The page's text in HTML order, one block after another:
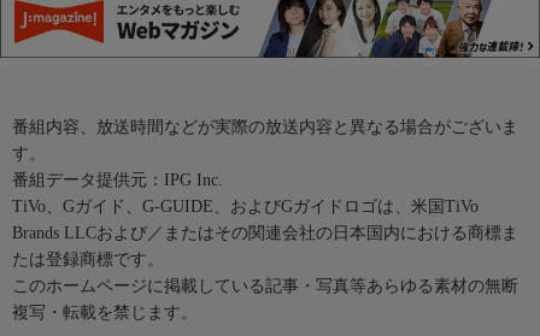
番組内容、放送時間などが実際の放送内容と異なる場合がございま
す。
番組データ提供元：IPG Inc.
TiVo、Gガイド、G-GUIDE、およびGガイドロゴは、米国TiVo
Brands LLCおよび／またはその関連会社の日本国内における商標ま
たは登録商標です。
このホームページに掲載している記事・写真等あらゆる素材の無断
複写・転載を禁じます。